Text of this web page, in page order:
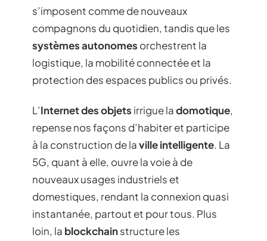
s’imposent comme de nouveaux
compagnons du quotidien, tandis que les
systèmes autonomes orchestrent la
logistique, la mobilité connectée et la
protection des espaces publics ou privés.
L’Internet des objets irrigue ladomotique,
repense nos façons d’habiter et participe
à la construction de laville intelligente. La
5G, quant à elle, ouvre la voie à de
nouveaux usages industriels et
domestiques, rendant la connexion quasi
instantanée, partout et pour tous. Plus
loin, la blockchainstructure les